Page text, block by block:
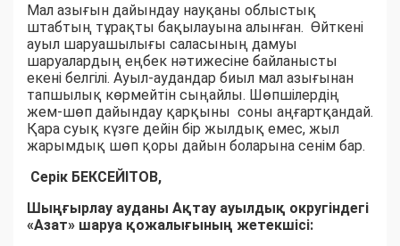
Мал азығын дайындау науқаны облыстық
штабтың тұрақты бақылауына алынған. Өйткені
ауыл шаруашылығы саласының дамуы
шаруалардың еңбек нәтижесіне байланысты
екені белгілі. Ауыл-аудандар биыл мал азығынан
тапшылық көрмейтін сыңайлы. Шөпшілердің
жем-шөп дайындау қарқыны соны аңғартқандай.
Қара суық күзге дейін бір жылдық емес, жыл
жарымдық шөп қоры дайын боларына сенім бар.
Серік БЕКСЕЙІТОВ,
Шыңғырлау ауданы Ақтау ауылдық округіндегі
«Азат» шаруа қожалығының жетекшісі: